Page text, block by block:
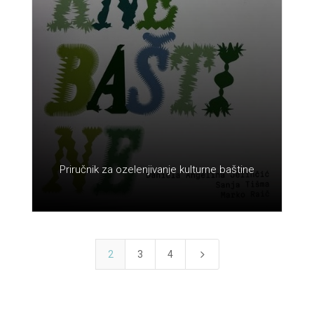
Priručnik za ozelenjivanje kulturne baštine
2 3 4 5